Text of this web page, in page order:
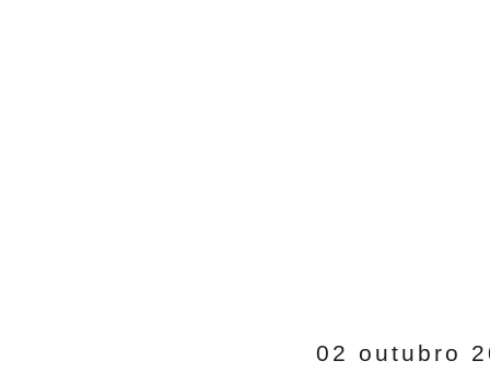
02 outubro